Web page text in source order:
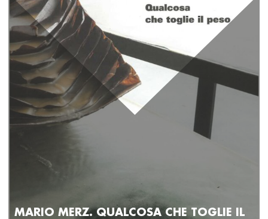
MARIO MERZ. QUALCOSA CHE TOGLIE IL